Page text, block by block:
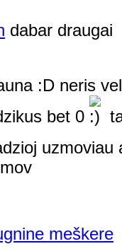
dabar draugai
:D neris
bet 0
meškere